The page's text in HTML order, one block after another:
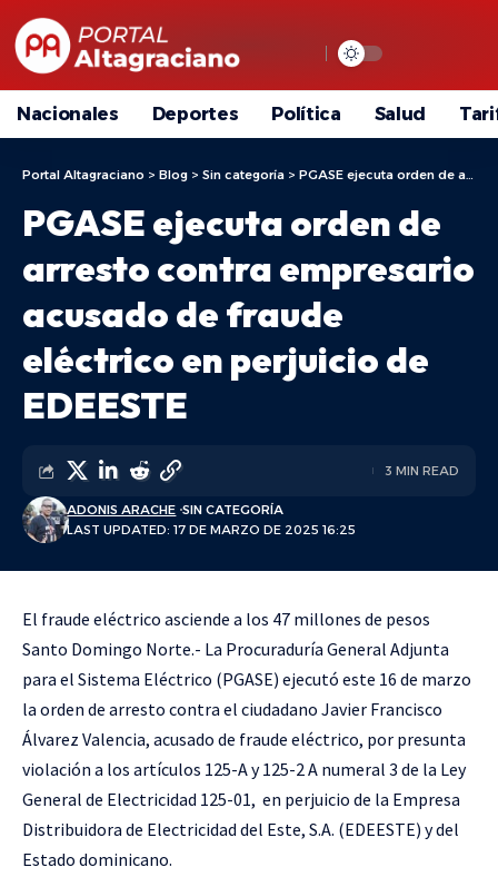
Nacionales Deportes Política Salud
Portal Altagraciano > Blog > Sin categoría > PGASE ejecuta orden de arresto contra empresario acusado de fraude eléctrico en perjuicio de EDEESTE
PGASE ejecuta orden de
arresto contra empresario
acusado de fraude
eléctrico en perjuicio de
EDEESTE
LAST UPDATED: 17 DE MARZO DE 2025 16:25
ADONIS ARACHE SIN CATEGORÍA
3 MIN READ
El fraude eléctrico asciende a los 47 millones de pesos
Santo Domingo Norte.- La Procuraduría General Adjunta
para el Sistema Eléctrico (PGASE) ejecutó este 16 de marzo
la orden de arresto contra el ciudadano Javier Francisco
Álvarez Valencia, acusado de fraude eléctrico, por presunta
violación a los artículos 125-A y 125-2 A numeral 3 de la Ley
General de Electricidad 125-01, en perjuicio de la Empresa
Distribuidora de Electricidad del Este, S.A. (EDEESTE) y del
Estado dominicano.